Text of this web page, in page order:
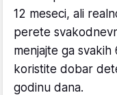
12 meseci, ali
perete
menjajte ga
koristite dobar
godinu dana.